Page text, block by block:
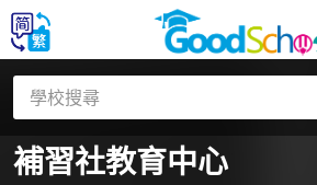
補習社教育中心